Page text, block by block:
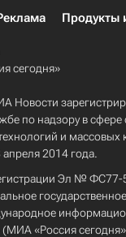
Продукты
сегодня»
Новости
по надзору в сфере
и массовых
2014 года.
Эл № ФС77-
(МИА «Россия